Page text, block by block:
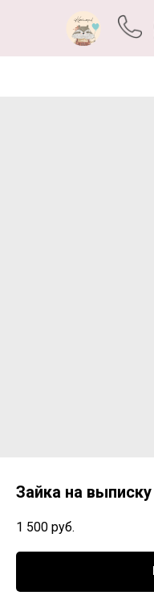
Зайка на выписку
1 500 руб.